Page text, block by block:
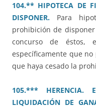
104.** HIPOTECA DE
DISPONER. Para
prohibición de
concurso de éstos,
específicamente que
que haya cesado la
105.*** HERENCIA.
LIQUIDACIÓN DE